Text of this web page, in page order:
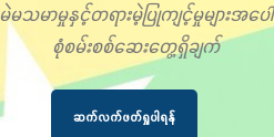
မဲမသမာမှုနှင့်တရားမဲ့ပြုကျင့်မှုများအပေါ်
စုံစမ်းစစ်ဆေးတွေ့ရှိချက်
ဆက်လက်ဖတ်ရှုပါရန်